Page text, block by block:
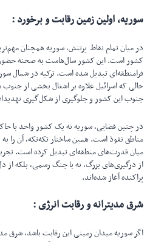
سوریه، اولین زمین رقابت و برخورد :
در میان تمام نقاط پرتنش، سوریه همچنان
کشور است. این کشور سال‌هاست به صحنه
فرامنطقه‌ای تبدیل شده است. ترکیه در شمال
حالی که اسرائیل علاوه بر اشغال بخشی از
جنوب این کشور و جلوگیری از شکل‌گیری
در چنین فضایی، سوریه نه یک کشور واحد با
مناطق نفوذ است. همین ساختار تکه‌تکه، آن را
میان قدرت‌های منطقه‌ای تبدیل کرده است.
از درگیری‌های بزرگ، نه با جنگ رسمی، بلکه
پراکنده آغاز شده‌اند.
شرق مدیترانه و رقابت انرژی :
اگر سوریه میدان زمینی این رقابت باشد، شرق